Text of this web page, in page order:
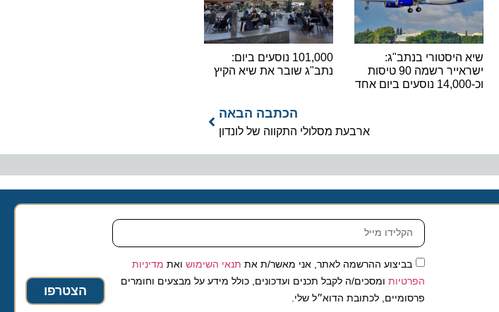
שיא היסטורי בנתב"ג:
ישראייר רשמה 90 טיסות
101,000 נוסעים ביום:
נתב"ג שובר את שיא הקיץ
הכתבה הבאה
ארבעת מסלולי התקווה של לונדון
בביצוע ההרשמה לאתר, אני מאשר/ת אתתנאי השימושואת מדיניות
הפרטיותומסכים/ה לקבל תכנים ועדכונים, כולל מידע על מבצעים וחומרים
פרסומיים, לכתובת הדוא״ל שלי.
הצטרפו